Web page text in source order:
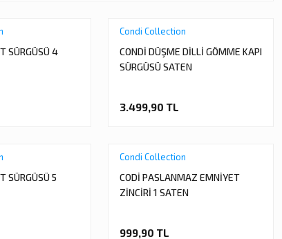
SÜRGÜSÜ 4
Condi Collection
CONDİ DÜŞME DİLLİ GÖMME KAPI
SÜRGÜSÜ SATEN
3.499,90 TL
SÜRGÜSÜ 5
Condi Collection
CODİ PASLANMAZ EMNİYET
ZİNCİRİ 1 SATEN
999,90 TL